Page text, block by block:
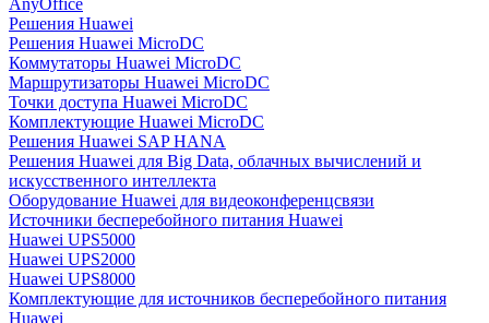
AnyOffice
Решения Huawei
Решения Huawei MicroDC
Коммутаторы Huawei MicroDC
Маршрутизаторы Huawei MicroDC
Точки доступа Huawei MicroDC
Комплектующие Huawei MicroDC
Решения Huawei SAP HANA
Решения Huawei для Big Data, облачных вычислений и
искусственного интеллекта
Оборудование Huawei для видеоконференцсвязи
Источники бесперебойного питания Huawei
Huawei UPS5000
Huawei UPS2000
Huawei UPS8000
Комплектующие для источников бесперебойного питания
Huawei